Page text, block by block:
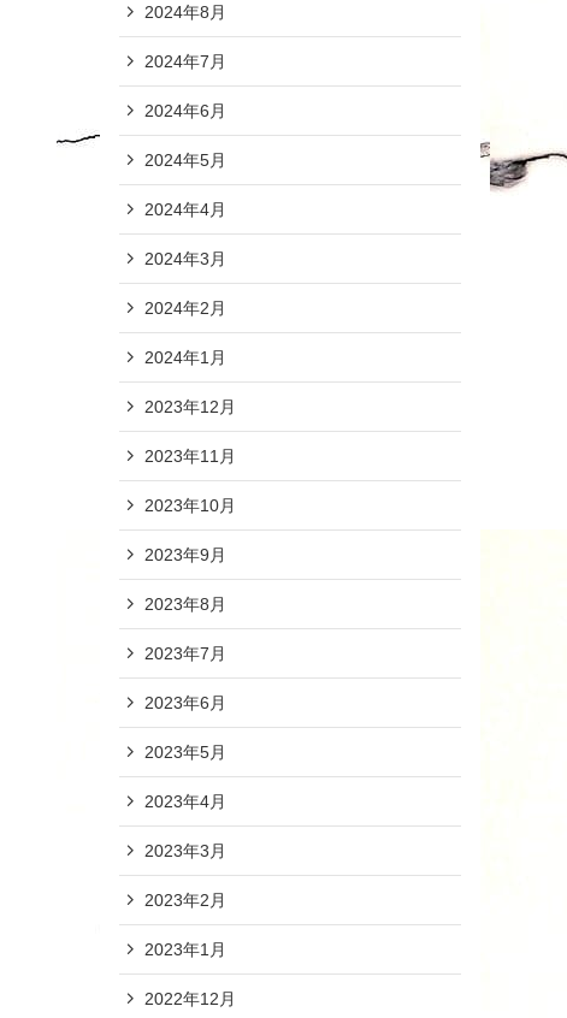
2024年8月
2024年7月
2024年6月
2024年5月
2024年4月
2024年3月
2024年2月
2024年1月
2023年12月
2023年11月
2023年10月
2023年9月
2023年8月
2023年7月
2023年6月
2023年5月
2023年4月
2023年3月
2023年2月
2023年1月
2022年12月